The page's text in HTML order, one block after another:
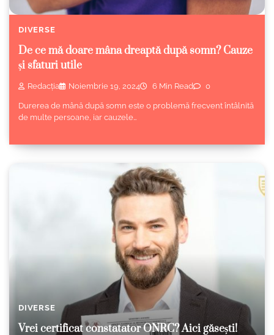
DIVERSE
De ce mă doare mâna dreaptă după somn? Cauze
și sfaturi utile
Redacția Noiembrie 19, 2024 6 Min Read 0
Durerea de mână după somn este o problemă frecvent întâlnită
de multe persoane, iar cauzele…
DIVERSE
Vrei certificat constatator ONRC? Aici găsești!